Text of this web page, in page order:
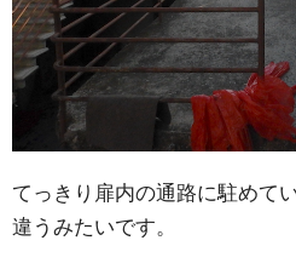
てっきり扉内の通路に駐めて
違うみたいです。